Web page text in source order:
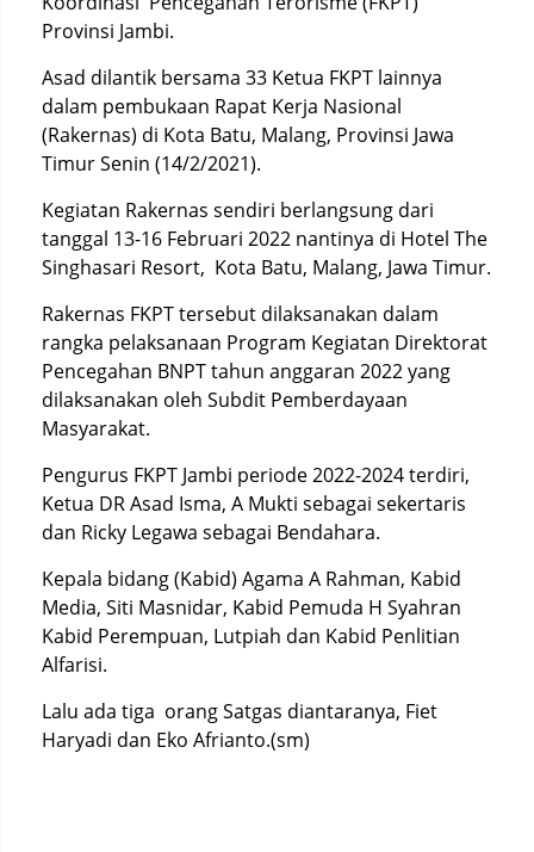
Provinsi Jambi.
Asad dilantik bersama 33 Ketua FKPT lainnya
dalam pembukaan Rapat Kerja Nasional
(Rakernas) di Kota Batu, Malang, Provinsi Jawa
Timur Senin (14/2/2021).
Kegiatan Rakernas sendiri berlangsung dari
tanggal 13-16 Februari 2022 nantinya di Hotel The
Singhasari Resort, Kota Batu, Malang, Jawa Timur.
Rakernas FKPT tersebut dilaksanakan dalam
rangka pelaksanaan Program Kegiatan Direktorat
Pencegahan BNPT tahun anggaran 2022 yang
dilaksanakan oleh Subdit Pemberdayaan
Masyarakat.
Pengurus FKPT Jambi periode 2022-2024 terdiri,
Ketua DR Asad Isma, A Mukti sebagai sekertaris
dan Ricky Legawa sebagai Bendahara.
Kepala bidang (Kabid) Agama A Rahman, Kabid
Media, Siti Masnidar, Kabid Pemuda H Syahran
Kabid Perempuan, Lutpiah dan Kabid Penlitian
Alfarisi.
Lalu ada tiga orang Satgas diantaranya, Fiet
Haryadi dan Eko Afrianto.(sm)